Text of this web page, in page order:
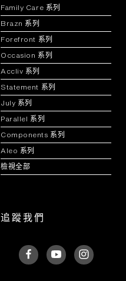
Family Care 系列
Brazn 系列
Forefront 系列
Occasion 系列
Accliv 系列
Statement 系列
July 系列
Parallel 系列
Components 系列
Aleo 系列
檢視全部
追蹤我們